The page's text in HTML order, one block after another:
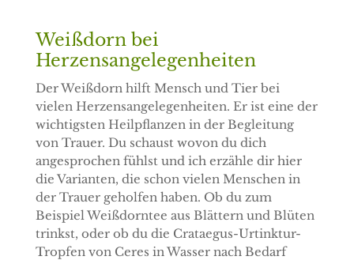
Weißdorn bei
Herzensangelegenheiten
Der Weißdorn hilft Mensch und Tier bei
vielen Herzensangelegenheiten. Er ist eine der
wichtigsten Heilpflanzen in der Begleitung
von Trauer. Du schaust wovon du dich
angesprochen fühlst und ich erzähle dir hier
die Varianten, die schon vielen Menschen in
der Trauer geholfen haben. Ob du zum
Beispiel Weißdorntee aus Blättern und Blüten
trinkst, oder ob du die Crataegus-Urtinktur-
Tropfen von Ceres in Wasser nach Bedarf